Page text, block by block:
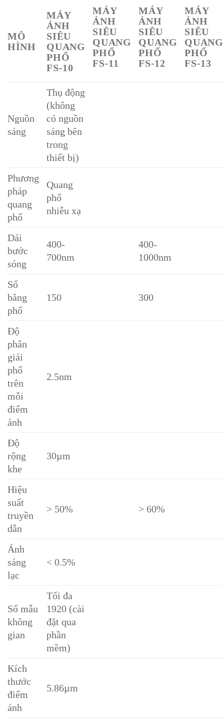
MÔ
HÌNH
MÁY
ẢNH
SIÊU
QUANG
PHỔ
FS-10
MÁY
ẢNH
SIÊU
QUANG
PHỔ
FS-11
MÁY
ẢNH
SIÊU
QUANG
PHỔ
FS-12
MÁY
ẢNH
SIÊU
QUANG
PHỔ
FS-13
Nguồn
sáng
Thụ động
(không
có nguồn
sáng bên
trong
thiết bị)
Phương
pháp
quang
phổ
Quang
phổ
nhiễu xạ
Dải
bước
sóng
400-
700nm
400-
1000nm
Số
băng
phổ
150 300
Độ
phân
giải
phổ
trên
mỗi
điểm
ảnh
2.5nm
Độ
rộng
khe
30µm
Hiệu
suất
truyền
dẫn
> 50% > 60%
Ánh
sáng
lạc
< 0.5%
Số mẫu
không
gian
Tối đa
1920 (cài
đặt qua
phần
mềm)
Kích
thước
điểm
ảnh
5.86µm